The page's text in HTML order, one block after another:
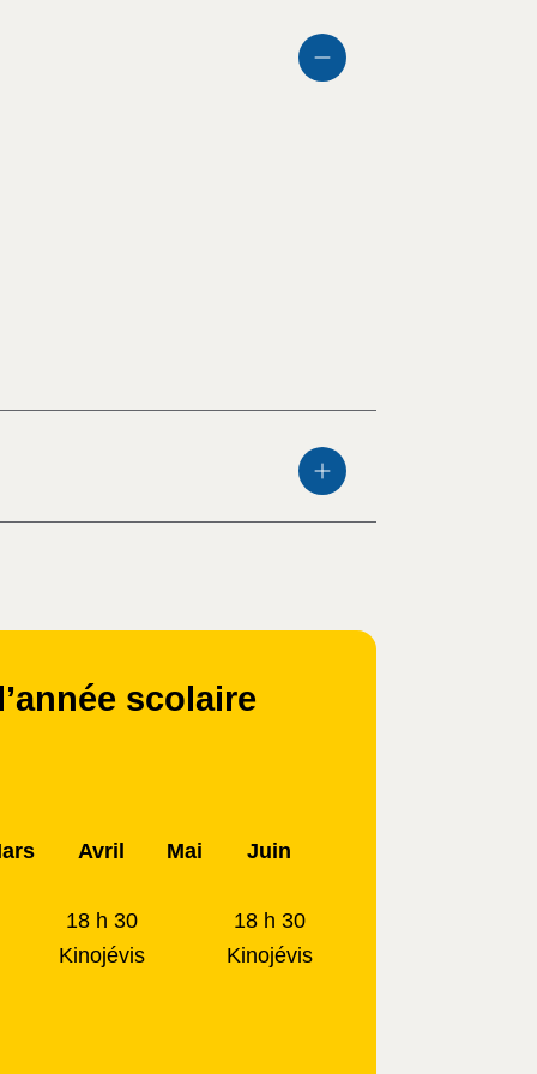
scolaire
Avril Mai
Juin
18 h 30
18 h 30
Kinojévis Kinojévis